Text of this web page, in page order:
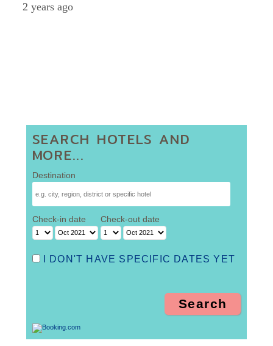
2 years ago
SEARCH HOTELS AND
MORE...
Destination
Check-in date Check-out date
I DON'T HAVE SPECIFIC DATES YET